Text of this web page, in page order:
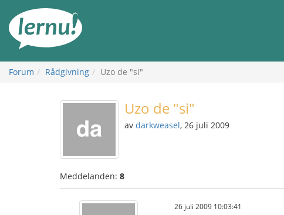
sidans
innehåll
Forum Rådgivning Uzo de "si"
Uzo de "si"
av darkweasel, 26 juli 2009
Meddelanden: 8
26 juli 2009 10:03:41